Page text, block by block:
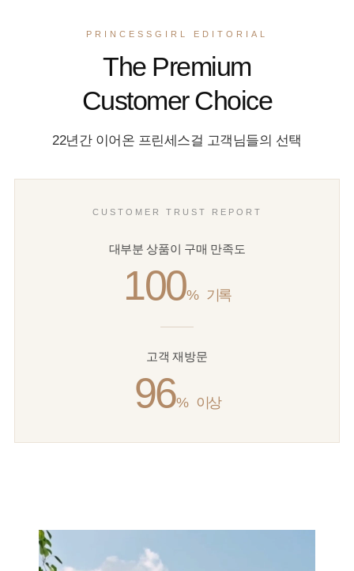
PRINCESSGIRL EDITORIAL
The Premium
Customer Choice
22년간 이어온 프린세스걸 고객님들의 선택
CUSTOMER TRUST REPORT
대부분 상품이 구매 만족도
100% 기록
고객 재방문
96% 이상